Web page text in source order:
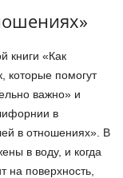
книги «Как
которые помогут
важно» и
в
в отношениях». В
в воду, и когда
на поверхность,